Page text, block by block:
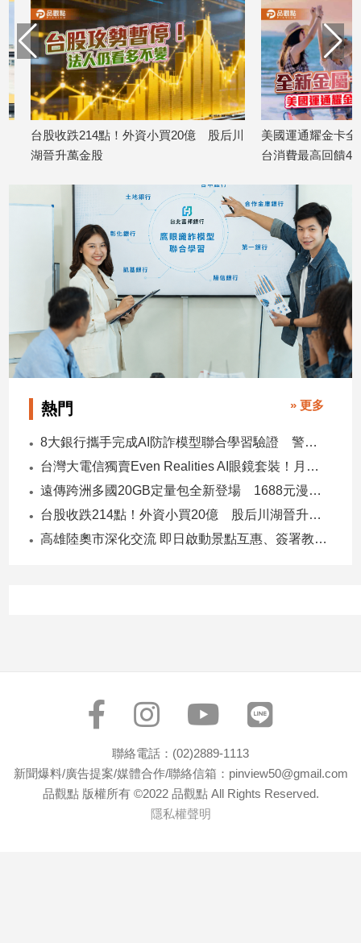
遊/
美
食
星
座/
命
理
消
費
康/
／
文
／
電
薦
科
技/
戲
運
台股收跌214點！外資小買20億 股后川
湖晉升萬金股
美國運通耀金卡全面
台消費最高回饋
熱門 » 更多
8大銀行攜手完成AI防詐模型聯合學習驗證 警示帳戶準確度提升2倍
台灣大電信獨賣Even Realities AI眼鏡套裝！月付1399元 專案價3990
遠傳跨洲多國20GB定量包全新登場 1688元漫遊逾百國家！
台股收跌214點！外資小買20億 股后川湖晉升萬金股
高雄陸奧市深化交流 即日啟動景點互惠、簽署教育合作MOU
聯絡電話：(02)2889-1113
新聞爆料/廣告提案/媒體合作/聯絡信箱：pinview50@gmail.com
品觀點 版權所有 ©2022 品觀點 All Rights Reserved.
隱私權聲明